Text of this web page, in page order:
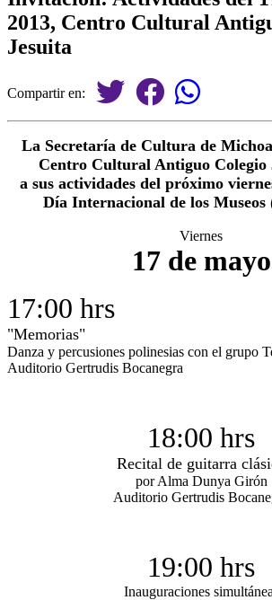
2013, Centro Cultural
Jesuita
Compartir en:
La Secretaría de Cultura de
Centro Cultural Antiguo Colegio
a sus actividades del próximo
Día Internacional de los Museos
Viernes
17 de mayo
17:00 hrs
"Memorias"
Danza y percusiones polinesias con el grupo
Auditorio Gertrudis Bocanegra
18:00 hrs
Recital de guitarra
por Alma Dunya Girón
Auditorio Gertrudis
19:00 hrs
Inauguraciones